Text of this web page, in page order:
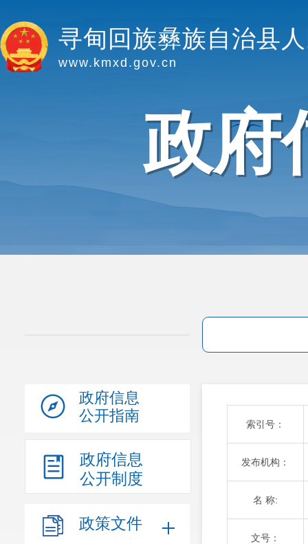
寻甸回族彝族自治县
www.kmxd.gov.cn
政府
政府信息
公开指南
政府信息
公开制度
政策文件
索引号：
发布机构：
名 称:
文号：